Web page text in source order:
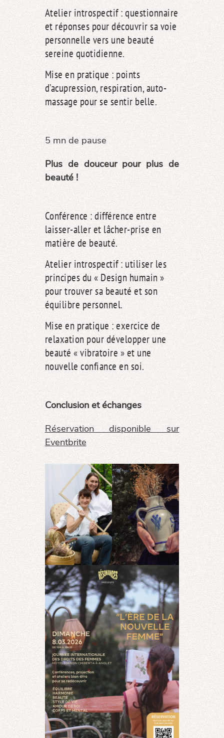
Atelier introspectif : questionnaire
et réponses pour découvrir sa voie
personnelle vers une beauté
sereine quotidienne.
Mise en pratique : points
d’acupression, respiration, auto-
massage pour se sentir belle.
5 mn de pause
Plus de douceur pour plus de
beauté !
Conférence : différence entre
laisser-aller et lâcher-prise en
matière de beauté.
Atelier introspectif : utiliser les
principes du « Design humain »
pour trouver sa beauté et son
équilibre personnel.
Mise en pratique : exercice de
relaxation pour développer une
beauté « vibratoire » et une
nouvelle confiance en soi.
Conclusion et échanges
Réservation disponible sur
Eventbrite